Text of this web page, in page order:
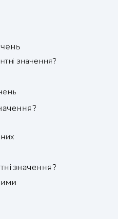
значення?
значення?